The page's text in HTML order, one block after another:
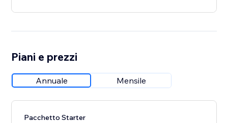
Piani e prezzi
Annuale Mensile
Pacchetto Starter